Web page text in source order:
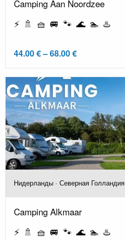
Camping Aan Noordzee
⚡ 🚿 🧺 🚐 🐾 🌊 🏊 ♨️
44.00 € – 68.00 €
Нидерланды · Северная Голландия
Camping Alkmaar
⚡ 🚿 🧺 🚐 🐾 🌊 🏊 ♨️